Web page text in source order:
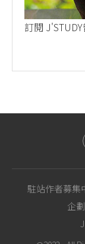
訂閱
駐站作者募集
企